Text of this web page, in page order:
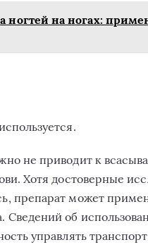
ногтей на ногах:
не приводит к
Хотя достоверные
препарат может
об
управлять